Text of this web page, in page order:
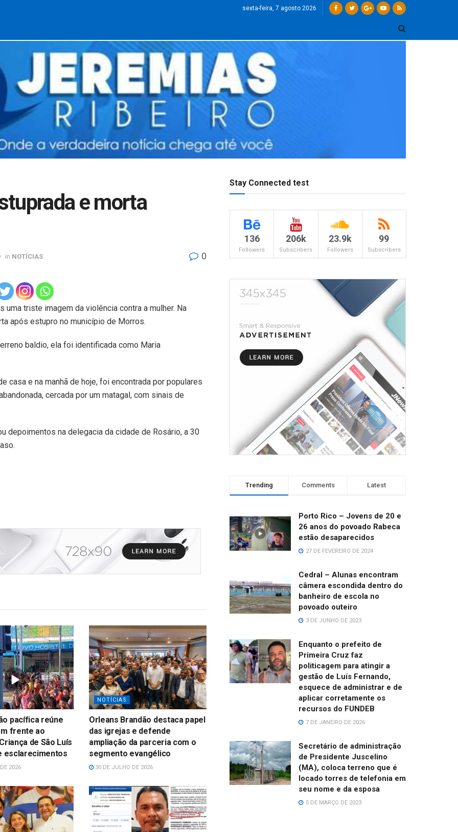
sexta-feira, 7 agosto 2026
e morta
in NOTÍCIAS 0
uma triste imagem da violência contra a mulher. Na
após estupro no município de Morros.
baldio, ela foi identificada como Maria
casa e na manhã de hoje, foi encontrada por populares
cercada por um matagal, com sinais de
depoimentos na delegacia da cidade de Rosário, a 30
pacífica reúne
frente ao
de São Luís
esclarecimentos
2026
NOTÍCIAS
Orleans Brandão destaca papel
das igrejas e defende
ampliação da parceria com o
segmento evangélico
30 DE JULHO DE 2026
Stay Connected test
136
Followers
206k
Subscribers
23.9k
Followers
99
Subscribers
Trending Comments Latest
Porto Rico – Jovens de 20 e
26 anos do povoado Rabeca
estão desaparecidos
27 DE FEVEREIRO DE 2024
Cedral – Alunas encontram
câmera escondida dentro do
banheiro de escola no
povoado outeiro
3 DE JUNHO DE 2023
Enquanto o prefeito de
Primeira Cruz faz
politicagem para atingir a
gestão de Luís Fernando,
esquece de administrar e de
aplicar corretamente os
recursos do FUNDEB
7 DE JANEIRO DE 2026
Secretário de administração
de Presidente Juscelino
(MA), coloca terreno que é
locado torres de telefonia em
seu nome e da esposa
5 DE MARÇO DE 2023